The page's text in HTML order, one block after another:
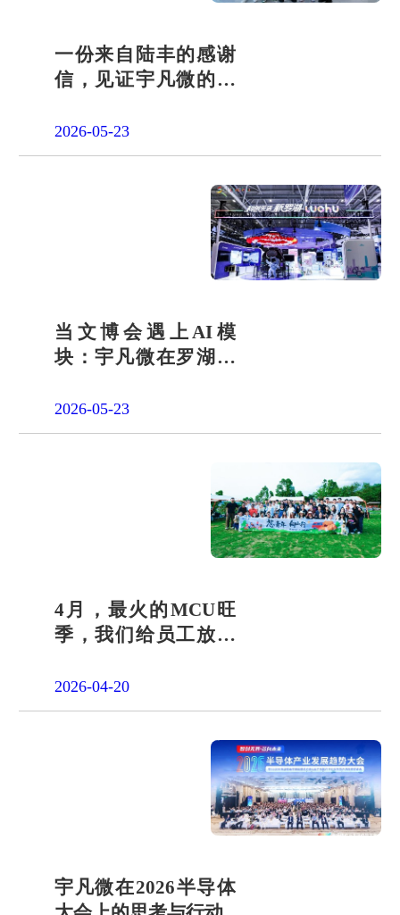
一份来自陆丰的感谢
信，见证宇凡微的社
2026-05-23
当文博会遇上AI模
块：宇凡微在罗湖展
答卷
2026-05-23
4月，最火的MCU旺
季，我们给员工放了
2026-04-20
宇凡微在2026半导体